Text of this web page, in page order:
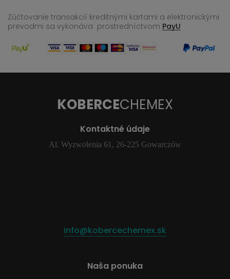
Zúčtovanie transakcií kreditnými kartami a elektronickými
prevodmi sa vykonáva prostredníctvom PayU
KOBERCECHEMEX
Kontaktné údaje
Al. Wyzwolenia 61, 26-225 Gowarczów
info@kobercechemex.sk
Naša ponuka